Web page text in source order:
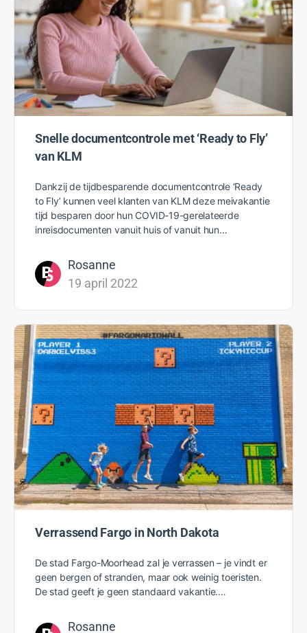
Snelle documentcontrole met ‘Ready to Fly’
van KLM
Dankzij de tijdbesparende documentcontrole ‘Ready
to Fly’ kunnen veel klanten van KLM deze meivakantie
tijd besparen door hun COVID-19-gerelateerde
inreisdocumenten vanuit huis of vanuit hun…
Rosanne
19 april 2022
Verrassend Fargo in North Dakota
De stad Fargo-Moorhead zal je verrassen – je vindt er
geen bergen of stranden, maar ook weinig toeristen.
De stad geeft je geen standaard vakantie.…
Rosanne